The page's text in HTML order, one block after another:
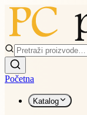
Početna
Katalog